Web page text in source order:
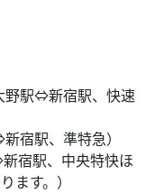
野駅⇔新宿駅、快速
宿駅、準特急）
宿駅、中央特快ほ
ます。）